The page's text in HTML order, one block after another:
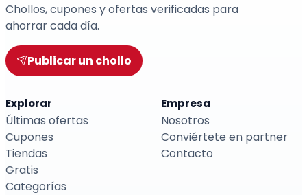
Chollos, cupones y ofertas verificadas para
ahorrar cada día.
Publicar un chollo
Explorar
Últimas ofertas
Cupones
Tiendas
Gratis
Categorías
Empresa
Nosotros
Conviértete en partner
Contacto